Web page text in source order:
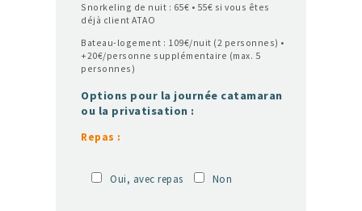
Snorkeling de nuit : 65€ • 55€ si vous êtes
déjà client ATAO
Bateau-logement : 109€/nuit (2 personnes) •
+20€/personne supplémentaire (max. 5
personnes)
Options pour la journée catamaran
ou la privatisation :
Repas :
Oui, avec repas Non